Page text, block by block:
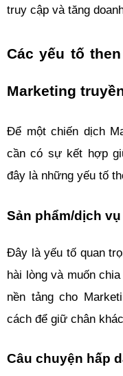
truy cập và tăng
Các yếu tố
Marketing
Để một chiến dịch
cần có sự kết hợp
đây là những yếu tố
Sản phẩm/dịch
Đây là yếu tố quan
hài lòng và muốn
nền tảng cho
cách để giữ chân
Câu chuyện hấp